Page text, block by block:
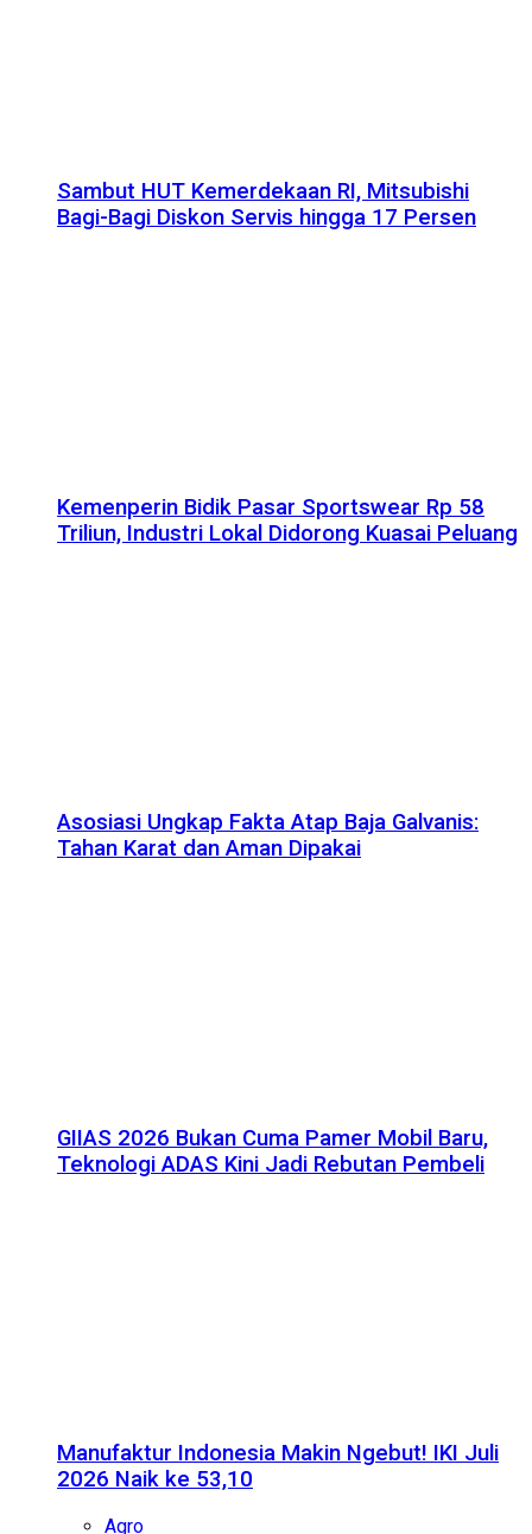
Sambut HUT Kemerdekaan RI, Mitsubishi
Bagi-Bagi Diskon Servis hingga 17 Persen
Kemenperin Bidik Pasar Sportswear Rp 58
Triliun, Industri Lokal Didorong Kuasai Peluang
Asosiasi Ungkap Fakta Atap Baja Galvanis:
Tahan Karat dan Aman Dipakai
GIIAS 2026 Bukan Cuma Pamer Mobil Baru,
Teknologi ADAS Kini Jadi Rebutan Pembeli
Manufaktur Indonesia Makin Ngebut! IKI Juli
2026 Naik ke 53,10
Agro